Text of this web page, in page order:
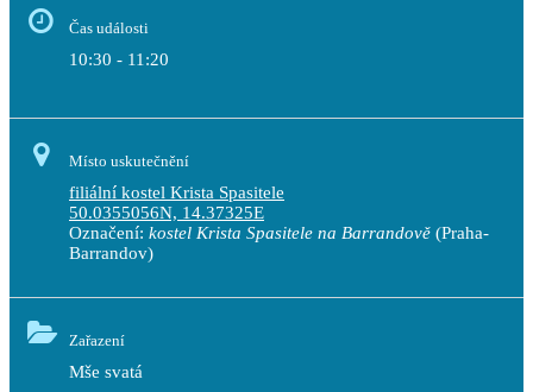
Čas události
10:30 - 11:20
Místo uskutečnění
filiální kostel Krista Spasitele
50.0355056N, 14.37325E
Označení: kostel Krista Spasitele na Barrandově (Praha-
Barrandov)
Zařazení
Mše svatá